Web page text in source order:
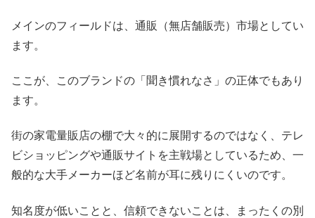
メインのフィールドは、通販（無店舗販売）市場としてい
ます。
ここが、このブランドの「聞き慣れなさ」の正体でもあり
ます。
街の家電量販店の棚で大々的に展開するのではなく、テレ
ビショッピングや通販サイトを主戦場としているため、一
般的な大手メーカーほど名前が耳に残りにくいのです。
知名度が低いことと、信頼できないことは、まったくの別